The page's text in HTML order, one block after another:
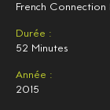
French Connection
Durée :
52 Minutes
Année :
2015